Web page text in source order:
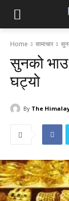
Home सामाचार
सुनको
घट्यो
By The